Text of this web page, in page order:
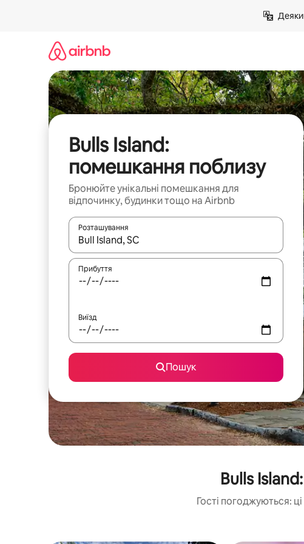
Bulls Island:
помешкання поблизу
Бронюйте унікальні помешкання для
відпочинку, будинки тощо на Airbnb
Розташування
Отримавши результати пошуку, використовуйте для
Прибуття
Виїзд
Пошук
Bulls
Гості погоджуються: